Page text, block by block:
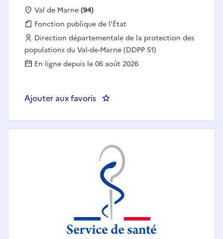
Localisation :
Val de Marne(94)
Fonction publique :
Fonction publique de l'État
Employeur :
Direction départementale de la protection des
populations du Val-de-Marne (DDPP 51)
En ligne depuis le 06 août 2026
Ajouter aux favoris : Inspecteur en sécurité